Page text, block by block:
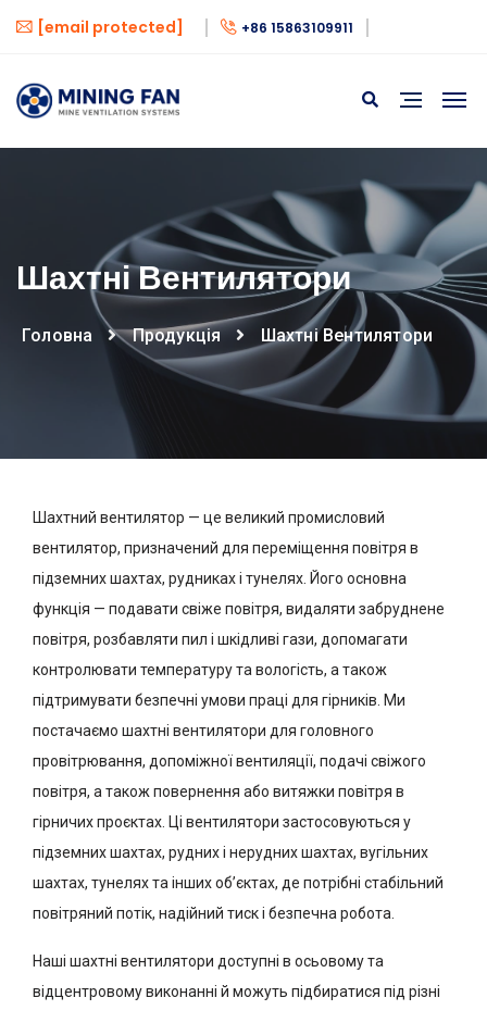
[email protected] +86 15863109911
Шахтні Вентилятори
Головна Продукція Шахтні Вентилятори
Шахтний вентилятор — це великий промисловий
вентилятор, призначений для переміщення повітря в
підземних шахтах, рудниках і тунелях. Його основна
функція — подавати свіже повітря, видаляти забруднене
повітря, розбавляти пил і шкідливі гази, допомагати
контролювати температуру та вологість, а також
підтримувати безпечні умови праці для гірників. Ми
постачаємо шахтні вентилятори для головного
провітрювання, допоміжної вентиляції, подачі свіжого
повітря, а також повернення або витяжки повітря в
гірничих проєктах. Ці вентилятори застосовуються у
підземних шахтах, рудних і нерудних шахтах, вугільних
шахтах, тунелях та інших об’єктах, де потрібні стабільний
повітряний потік, надійний тиск і безпечна робота.
Наші шахтні вентилятори доступні в осьовому та
відцентровому виконанні й можуть підбиратися під різні